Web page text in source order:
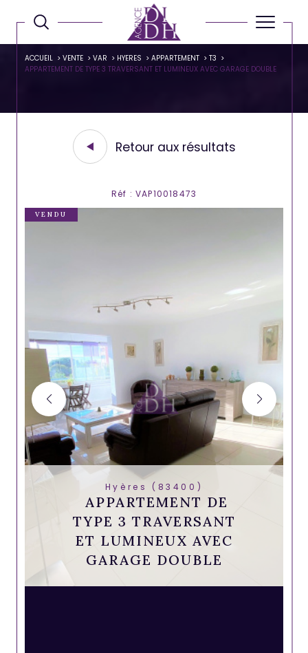
ACCUEIL VENTE VAR HYERES APPARTEMENT
T3
APPARTEMENT DE TYPE 3 TRAVERSANT ET LUMINEUX AVEC GARAGE DOUBLE
Retour aux résultats
Réf : VAP10018473
VENDU
Hyères (83400)
APPARTEMENT DE
TYPE 3 TRAVERSANT
ET LUMINEUX AVEC
GARAGE DOUBLE